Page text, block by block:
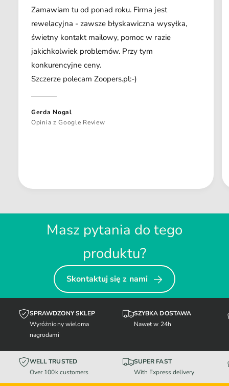
Zamawiam tu od ponad roku. Firma jest
rewelacyjna - zawsze błyskawiczna wysyłka,
świetny kontakt mailowy, pomoc w razie
jakichkolwiek problemów. Przy tym
konkurencyjne ceny.
Szczerze polecam Zoopers.pl:-)
Gerda Nogal
Opinia z Google Review
Masz pytania do tego
produktu?
Skontaktuj się z nami
SPRAWDZONY SKLEP
Wyróżniony wieloma
nagrodami
SZYBKA DOSTAWA
Nawet w 24h
WELL TRUSTED
Over 100k customers
SUPER FAST
With Express delivery